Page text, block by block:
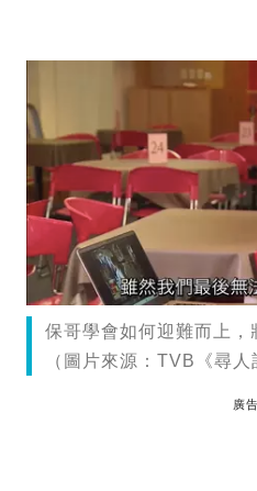
保哥學會如何迎難而上，
（圖片來源：TVB《尋人
廣告